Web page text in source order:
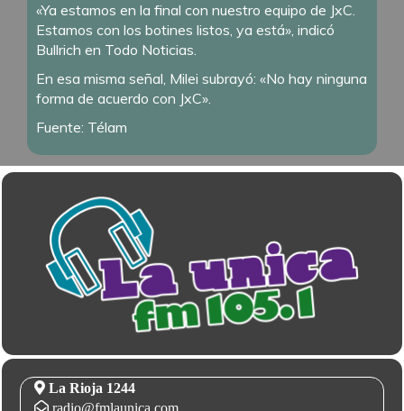
«Ya estamos en la final con nuestro equipo de JxC.
Estamos con los botines listos, ya está», indicó
Bullrich en Todo Noticias.
En esa misma señal, Milei subrayó: «No hay ninguna
forma de acuerdo con JxC».
Fuente: Télam
La Rioja 1244
radio@fmlaunica.com